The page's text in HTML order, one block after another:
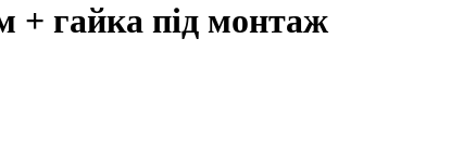
+ гайка під монтаж